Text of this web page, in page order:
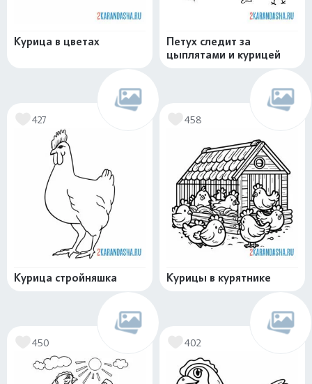
Курица в цветах
Петух следит за
цыплятами и курицей
427
Курица стройняшка
458
Курицы в курятнике
450 402